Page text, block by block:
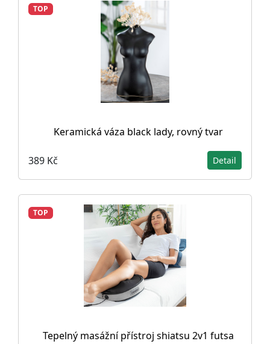
TOP
Keramická váza black lady, rovný tvar
389 Kč Detail
TOP
Tepelný masážní přístroj shiatsu 2v1 futsa